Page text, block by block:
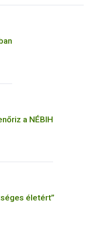
a NÉBIH
életért”